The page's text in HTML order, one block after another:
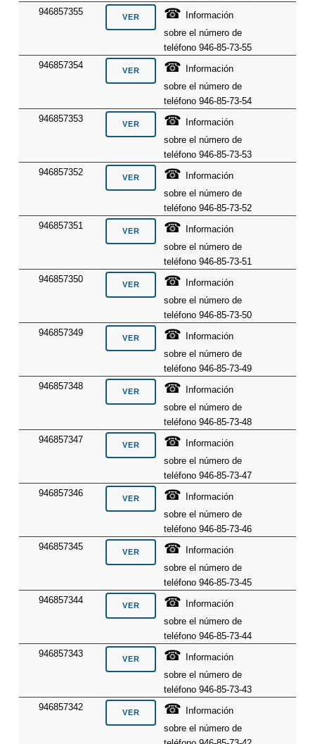
946857355
☎ Información
sobre el número de
teléfono 946-85-73-55
946857354
☎ Información
sobre el número de
teléfono 946-85-73-54
946857353
☎ Información
sobre el número de
teléfono 946-85-73-53
946857352
☎ Información
sobre el número de
teléfono 946-85-73-52
946857351
☎ Información
sobre el número de
teléfono 946-85-73-51
946857350
☎ Información
sobre el número de
teléfono 946-85-73-50
946857349
☎ Información
sobre el número de
teléfono 946-85-73-49
946857348
☎ Información
sobre el número de
teléfono 946-85-73-48
946857347
☎ Información
sobre el número de
teléfono 946-85-73-47
946857346
☎ Información
sobre el número de
teléfono 946-85-73-46
946857345
☎ Información
sobre el número de
teléfono 946-85-73-45
946857344
☎ Información
sobre el número de
teléfono 946-85-73-44
946857343
☎ Información
sobre el número de
teléfono 946-85-73-43
946857342
☎ Información
sobre el número de